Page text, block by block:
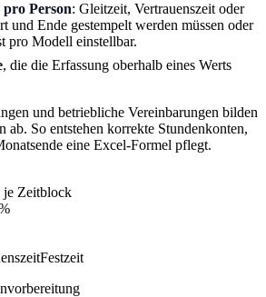
pro Person: Gleitzeit, Vertrauenszeit oder
und Ende gestempelt werden müssen oder
pro Modell einstellbar.
, die die Erfassung oberhalb eines Werts
und betriebliche Vereinbarungen bilden
ab. So entstehen korrekte Stundenkonten,
eine Excel-Formel pflegt.
je Zeitblock
Festzeit